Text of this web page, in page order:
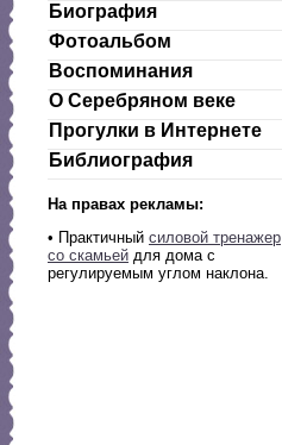
Биография
Фотоальбом
Воспоминания
О Серебряном веке
Прогулки в Интернете
Библиография
На правах рекламы:
• Практичный силовой тренажер
со скамьей для дома с
регулируемым углом наклона.